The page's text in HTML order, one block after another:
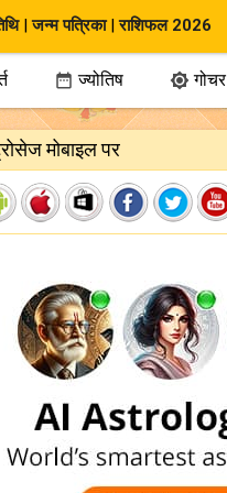
|जन्म पत्रिका|राशिफल 2026
 ज्योतिष  गोचर
मोबाइल पर